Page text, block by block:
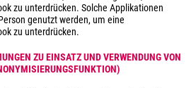
zu unterdrücken. Solche Applikationen
genutzt werden, um eine
zu unterdrücken.
ZU EINSATZ UND VERWENDUNG VON